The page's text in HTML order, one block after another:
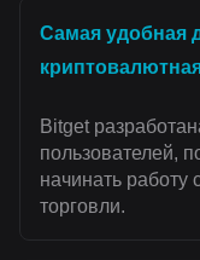
Самая удобная
Bitget
пользователей,
начинать работу
торговли.